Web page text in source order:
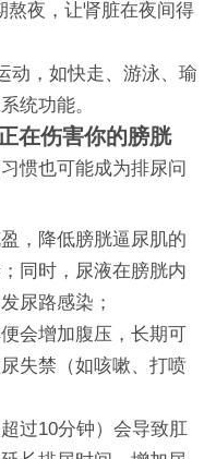
熬夜，让肾脏在夜间得
动，如快走、游泳、瑜
统功能。
在伤害你的膀胱
惯也可能成为排尿问
，降低膀胱逼尿肌的
同时，尿液在膀胱内
尿路感染；
会增加腹压，长期可
失禁（如咳嗽、打喷
过10分钟）会导致肛